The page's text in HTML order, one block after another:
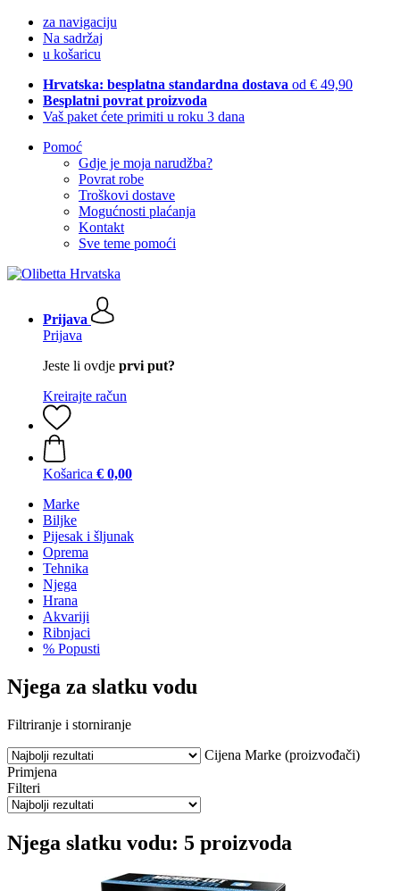
za navigaciju
Na sadržaj
u košaricu
Hrvatska: besplatna standardna dostava od € 49,90
Besplatni povrat proizvoda
Vaš paket ćete primiti u roku 3 dana
Pomoć
Gdje je moja narudžba?
Povrat robe
Troškovi dostave
Mogućnosti plaćanja
Kontakt
Sve teme pomoći
Prijava
Prijava
Jeste li ovdje prvi put?
Kreirajte račun
Košarica € 0,00
Marke
Biljke
Pijesak i šljunak
Oprema
Tehnika
Njega
Hrana
Akvariji
Ribnjaci
% Popusti
Njega za slatku vodu
Filtriranje i storniranje
Cijena Marke (proizvođači)
Primjena
Filteri
Njega slatku vodu: 5 proizvoda